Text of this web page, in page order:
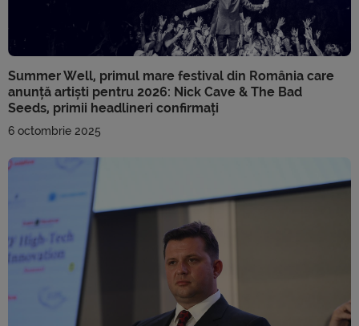
Summer Well, primul mare festival din România care
anunță artiști pentru 2026: Nick Cave & The Bad
Seeds, primii headlineri confirmați
6 octombrie 2025